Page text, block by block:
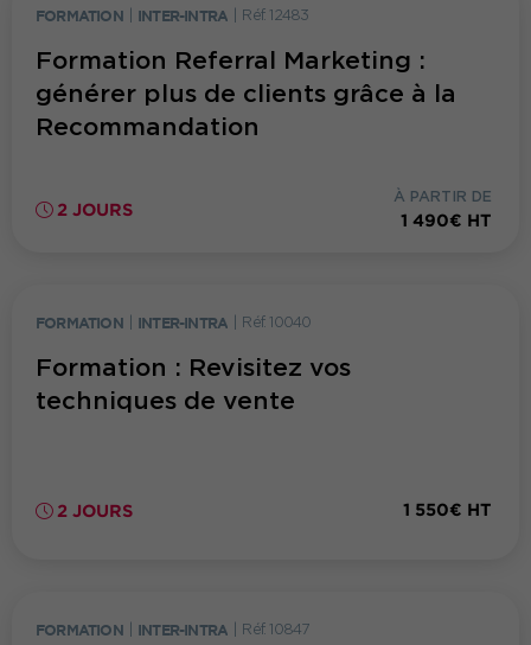
FORMATION INTER-INTRA Réf. 12483
Formation Referral Marketing :
générer plus de clients grâce à la
Recommandation
2 JOURS
À PARTIR DE
1 490€ HT
FORMATION INTER-INTRA Réf. 10040
Formation : Revisitez vos
techniques de vente
2 JOURS 1 550€ HT
FORMATION INTER-INTRA Réf. 10847